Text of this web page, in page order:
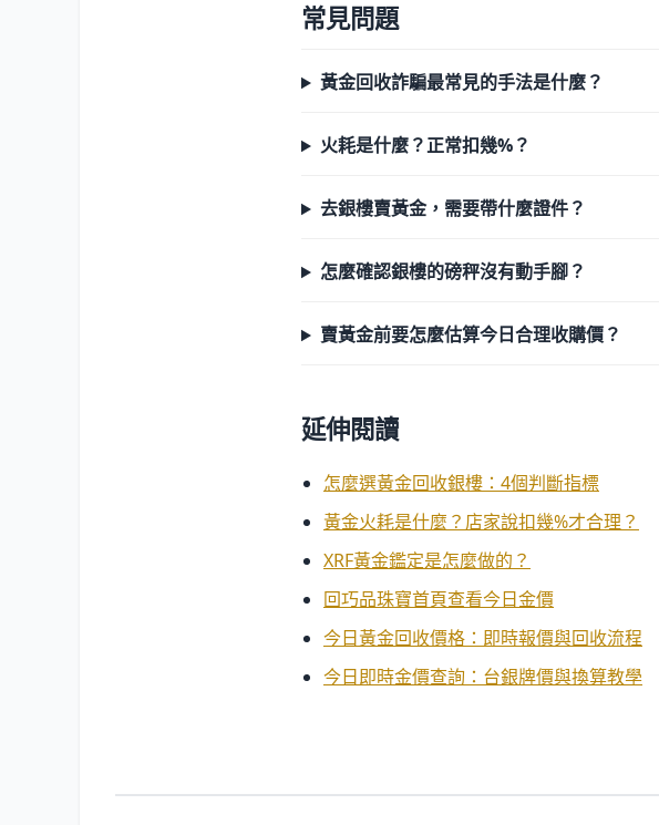
常見問題
黃金回收詐騙最常見的手法是什麼？
火耗是什麼？正常扣幾%？
去銀樓賣黃金，需要帶什麼證件？
怎麼確認銀樓的磅秤沒有動手腳？
賣黃金前要怎麼估算今日合理收購價？
延伸閱讀
怎麼選黃金回收銀樓：4個判斷指標
黃金火耗是什麼？店家說扣幾%才合理？
XRF黃金鑑定是怎麼做的？
回巧品珠寶首頁查看今日金價
今日黃金回收價格：即時報價與回收流程
今日即時金價查詢：台銀牌價與換算教學